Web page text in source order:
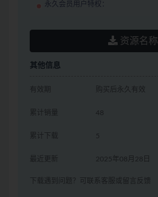
永久会员用户特权：
资源名称
其他信息
有效期 购买后永久有效
累计销量 48
累计下载 5
最近更新 2025年08月28日
下载遇到问题？可联系客服或留言反馈